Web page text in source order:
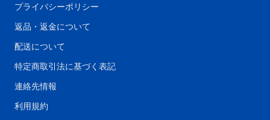
プライバシーポリシー
返品・返金について
配送について
特定商取引法に基づく表記
連絡先情報
利用規約